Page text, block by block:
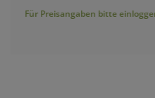
Für Preisangaben bitte